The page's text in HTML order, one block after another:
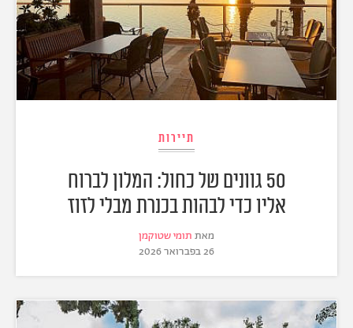
תיירות
50 גוונים של כחול: המלון לברוח
אליו כדי לבהות בכנרת מבלי לזוז
מאת תומי שטוקמן
26 בפברואר 2026